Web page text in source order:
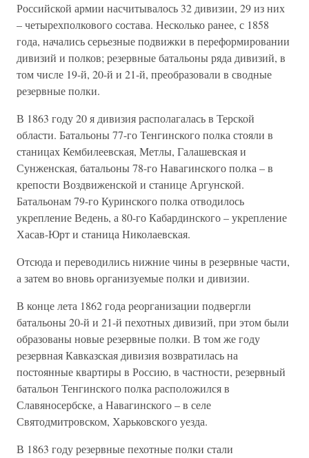
Российской армии насчитывалось 32 дивизии, 29 из них
– четырехполкового состава. Несколько ранее, с 1858
года, начались серьезные подвижки в переформировании
дивизий и полков; резервные батальоны ряда дивизий, в
том числе 19-й, 20-й и 21-й, преобразовали в сводные
резервные полки.
В 1863 году 20 я дивизия располагалась в Терской
области. Батальоны 77-го Тенгинского полка стояли в
станицах Кембилеевская, Метлы, Галашевская и
Сунженская, батальоны 78-го Навагинского полка – в
крепости Воздвиженской и станице Аргунской.
Батальонам 79-го Куринского полка отводилось
укрепление Ведень, а 80-го Кабардинского – укрепление
Хасав-Юрт и станица Николаевская.
Отсюда и переводились нижние чины в резервные части,
а затем во вновь организуемые полки и дивизии.
В конце лета 1862 года реорганизации подвергли
батальоны 20-й и 21-й пехотных дивизий, при этом были
образованы новые резервные полки. В том же году
резервная Кавказская дивизия возвратилась на
постоянные квартиры в Россию, в частности, резервный
батальон Тенгинского полка расположился в
Славяносербске, а Навагинского – в селе
Святодмитровском, Харьковского уезда.
В 1863 году резервные пехотные полки стали